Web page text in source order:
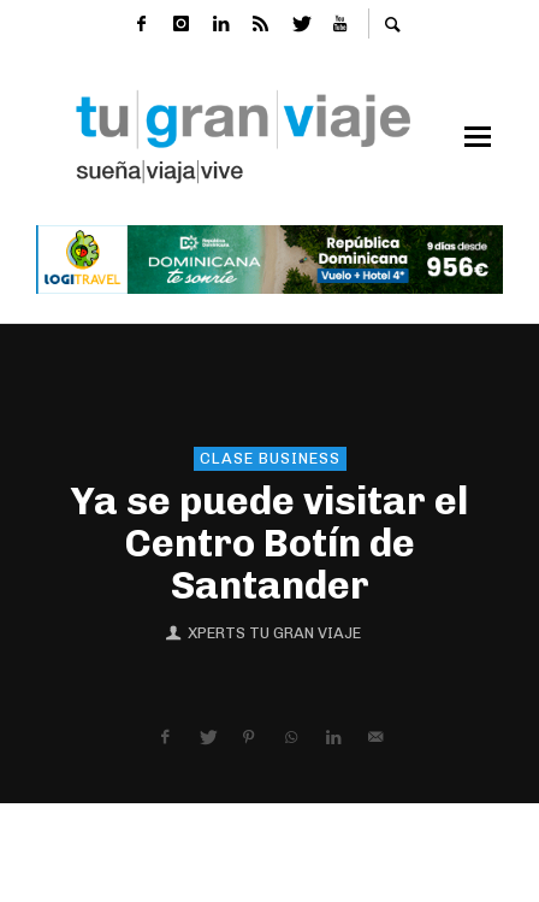
CLASE BUSINESS
Ya se puede visitar el
Centro Botín de
Santander
XPERTS TU GRAN VIAJE